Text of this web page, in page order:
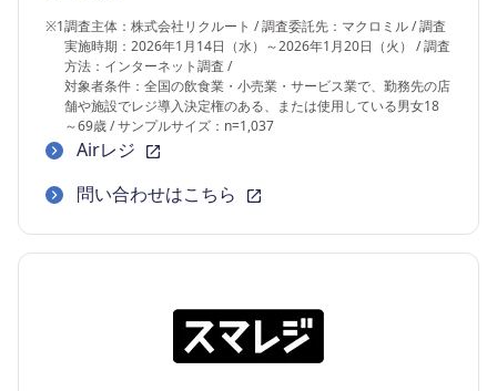
※1調査主体：株式会社リクルート / 調査委託先：マクロミル / 調査
実施時期：2026年1月14日（水）～2026年1月20日（火） / 調査
方法：インターネット調査 /
対象者条件：全国の飲食業・小売業・サービス業で、勤務先の店
舗や施設でレジ導入決定権のある、または使用している男女18
～69歳 / サンプルサイズ：n=1,037
Airレジ
問い合わせはこちら